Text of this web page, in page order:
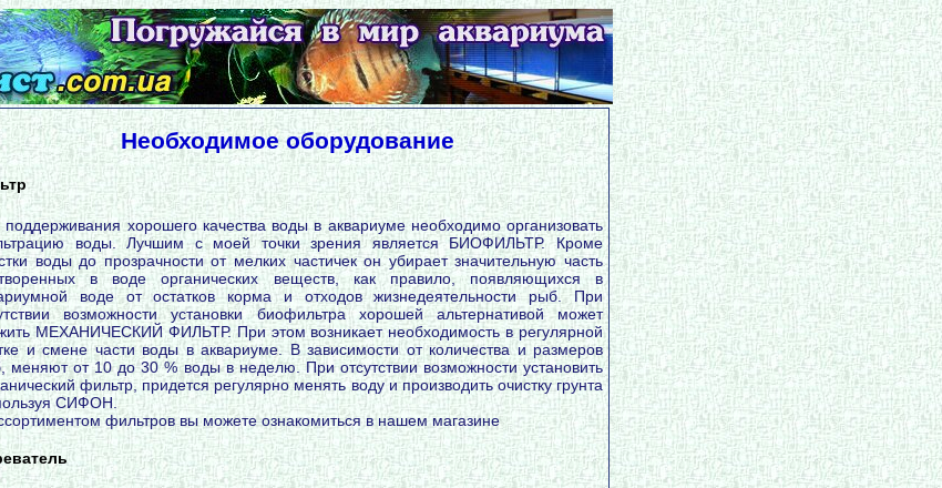
Необходимое оборудование
хорошего качества воды в аквариуме необходимо организовать
воды. Лучшим с моей точки зрения является БИОФИЛЬТР. Кроме
воды до прозрачности от мелких частичек он убирает значительную часть
в воде органических веществ, как правило, появляющихся в
воде от остатков корма и отходов жизнедеятельности рыб. При
возможности установки биофильтра хорошей альтернативой может
МЕХАНИЧЕСКИЙ ФИЛЬТР. При этом возникает необходимость в регулярной
и смене части воды в аквариуме. В зависимости от количества и размеров
меняют от 10 до 30 % воды в неделю. При отсутствии возможности установить
фильтр, придется регулярно менять воду и производить очистку грунта
СИФОН.
фильтров вы можете ознакомиться в нашем магазине